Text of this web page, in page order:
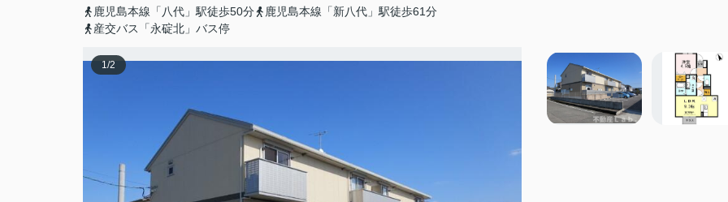
鹿児島本線「八代」駅徒歩50分
鹿児島本線「新八代」駅徒歩61分
産交バス「永碇北」バス停
1 /2